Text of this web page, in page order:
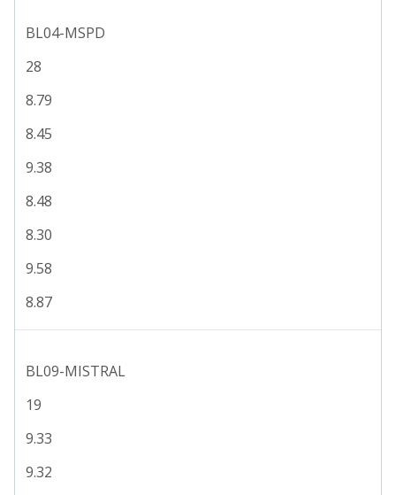
BL04-MSPD
28
8.79
8.45
9.38
8.48
8.30
9.58
8.87
BL09-MISTRAL
19
9.33
9.32